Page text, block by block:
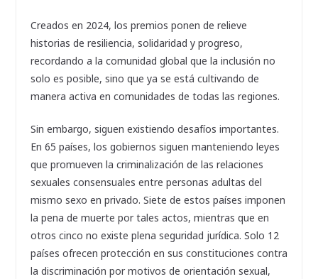
Creados en 2024, los premios ponen de relieve
historias de resiliencia, solidaridad y progreso,
recordando a la comunidad global que la inclusión no
solo es posible, sino que ya se está cultivando de
manera activa en comunidades de todas las regiones.
Sin embargo, siguen existiendo desafíos importantes.
En 65 países, los gobiernos siguen manteniendo leyes
que promueven la criminalización de las relaciones
sexuales consensuales entre personas adultas del
mismo sexo en privado. Siete de estos países imponen
la pena de muerte por tales actos, mientras que en
otros cinco no existe plena seguridad jurídica. Solo 12
países ofrecen protección en sus constituciones contra
la discriminación por motivos de orientación sexual,